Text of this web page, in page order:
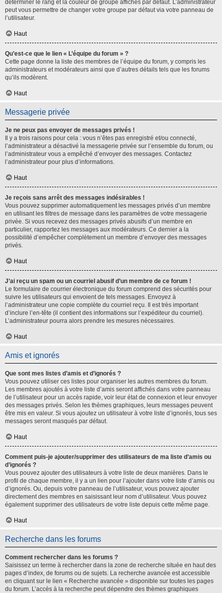
déterminer le rang et la couleur de groupe affichés par défaut. L’administrateur
peut vous permettre de changer votre groupe par défaut via votre panneau de
l’utilisateur.
Haut
Qu’est-ce que le lien « L’équipe du forum » ?
Cette page donne la liste des membres de l’équipe du forum, y compris les
administrateurs et modérateurs ainsi que d’autres détails tels que les forums
qu’ils modèrent.
Haut
Messagerie privée
Je ne peux pas envoyer de messages privés !
Il y a trois raisons pour cela : vous n’êtes pas enregistré et/ou connecté,
l’administrateur a désactivé la messagerie privée sur l’ensemble du forum, ou
l’administrateur vous a empêché d’envoyer des messages. Contactez
l’administrateur pour plus d’informations.
Haut
Je reçois sans arrêt des messages indésirables !
Vous pouvez supprimer automatiquement les messages privés d’un membre
en utilisant les filtres de message dans les paramètres de votre messagerie
privée. Si vous recevez des messages privés abusifs d’un membre en
particulier, rapportez les messages aux modérateurs. Ce dernier a la
possibilité d’empêcher complètement un membre d’envoyer des messages
privés.
Haut
J’ai reçu un spam ou un courriel abusif d’un membre de ce forum !
Le formulaire de courrier électronique du forum comprend des sécurités pour
suivre les utilisateurs qui envoient de tels messages. Envoyez à
l’administrateur une copie complète du courriel reçu. Il est très important
d’inclure l’en-tête (il contient des informations sur l’expéditeur du courriel).
L’administrateur pourra alors prendre les mesures nécessaires.
Haut
Amis et ignorés
Que sont mes listes d’amis et d’ignorés ?
Vous pouvez utiliser ces listes pour organiser les autres membres du forum.
Les membres ajoutés à votre liste d’amis seront affichés dans votre panneau
de l’utilisateur pour un accès rapide, voir leur état de connexion et leur envoyer
des messages privés. Selon les thèmes graphiques, leurs messages peuvent
être mis en valeur. Si vous ajoutez un utilisateur à votre liste d’ignorés, tous ses
messages seront masqués par défaut.
Haut
Comment puis-je ajouter/supprimer des utilisateurs de ma liste d’amis ou
d’ignorés ?
Vous pouvez ajouter des utilisateurs à votre liste de deux manières. Dans le
profil de chaque membre, il y a un lien pour l’ajouter dans votre liste d’amis ou
d’ignorés. Ou, depuis votre panneau de l’utilisateur, vous pouvez ajouter
directement des membres en saisissant leur nom d’utilisateur. Vous pouvez
également supprimer des utilisateurs de votre liste depuis cette même page.
Haut
Recherche dans les forums
Comment rechercher dans les forums ?
Saisissez un terme à rechercher dans la zone de recherche située en haut des
pages d’index, de forums ou de sujets. La recherche avancée est accessible
en cliquant sur le lien « Recherche avancée » disponible sur toutes les pages
du forum. L’accès à la recherche peut dépendre des thèmes graphiques